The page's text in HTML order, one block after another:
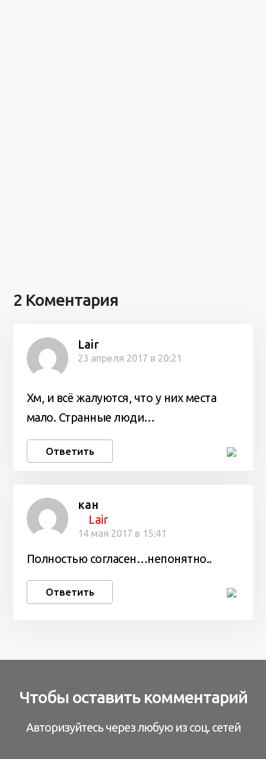
2 Коментария
Lair
23 апреля 2017 в 20:21
Хм, и всё жалуются, что у них места
мало. Странные люди…
Ответить
кан
Lair
14 мая 2017 в 15:41
Полностью согласен…непонятно..
Ответить
Чтобы оставить комментарий
Авторизуйтесь через любую из соц. сетей